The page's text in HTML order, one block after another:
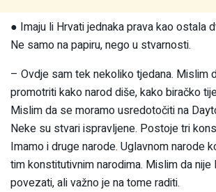
● Imaju li Hrvati jednaka prava kao ostala
Ne samo na papiru, nego u stvarnosti.
– Ovdje sam tek nekoliko tjedana. Mislim
promotriti kako narod diše, kako biračko
Mislim da se moramo usredotočiti na
Neke su stvari ispravljene. Postoje tri
Imamo i druge narode. Uglavnom narode
tim konstitutivnim narodima. Mislim da nije
povezati, ali važno je na tome raditi.